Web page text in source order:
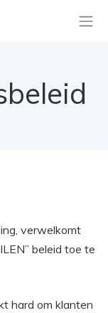
verwelkomt
beleid toe te
hard om klanten